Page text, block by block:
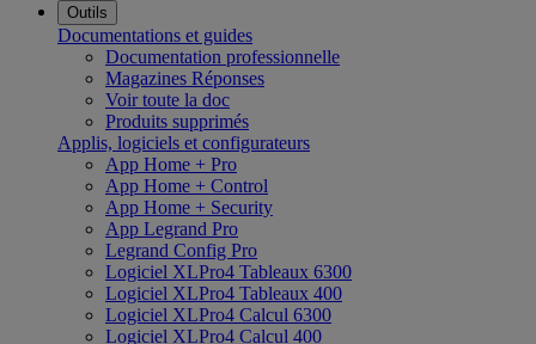
Outils
Documentations et guides
Documentation professionnelle
Magazines Réponses
Voir toute la doc
Produits supprimés
Applis, logiciels et configurateurs
App Home + Pro
App Home + Control
App Home + Security
App Legrand Pro
Legrand Config Pro
Logiciel XLPro4 Tableaux 6300
Logiciel XLPro4 Tableaux 400
Logiciel XLPro4 Calcul 6300
Logiciel XLPro4 Calcul 400